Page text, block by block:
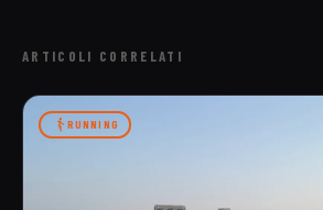
ARTICOLI CORRELATI
RUNNING